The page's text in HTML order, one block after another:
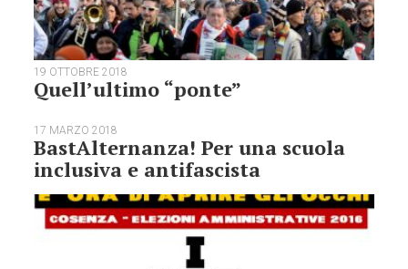
19 OTTOBRE 2018
Quell’ultimo “ponte”
17 MARZO 2018
BastAlternanza! Per una scuola
inclusiva e antifascista